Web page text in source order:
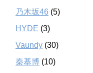
乃木坂46 (5)
HYDE (3)
Vaundy (30)
秦基博 (10)